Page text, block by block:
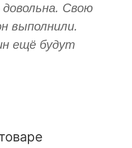
Свою
выполнили.
ещё будут